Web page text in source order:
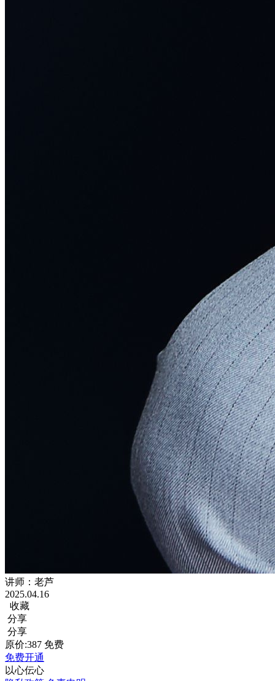
讲师：老芦
2025.04.16
收藏
分享
分享
原价:387 免费
免费开通
以心伝心